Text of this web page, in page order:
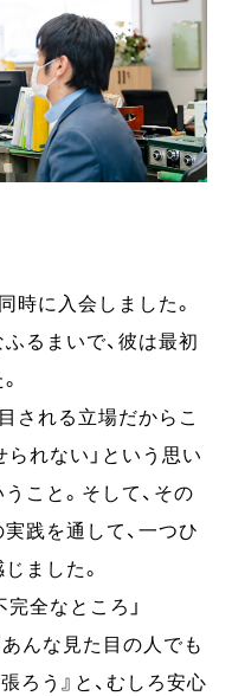
時に入会しました。
るまいで、彼は最初
される立場だからこ
られない」という思い
こと。そして、その
践を通して、一つひ
ました。
完全なところ」
あんな見た目の人でも
ろう』と、むしろ安心